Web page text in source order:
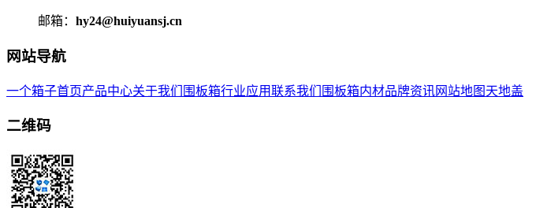
邮箱： hy24@huiyuansj.cn
网站导航
一个箱子首页产品中心关于我们 围板箱行业应用联系我们 围板箱内材品牌资讯网站地图 天地盖
二维码